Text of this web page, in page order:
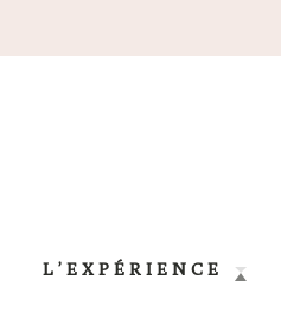
L’EXPÉRIENCE